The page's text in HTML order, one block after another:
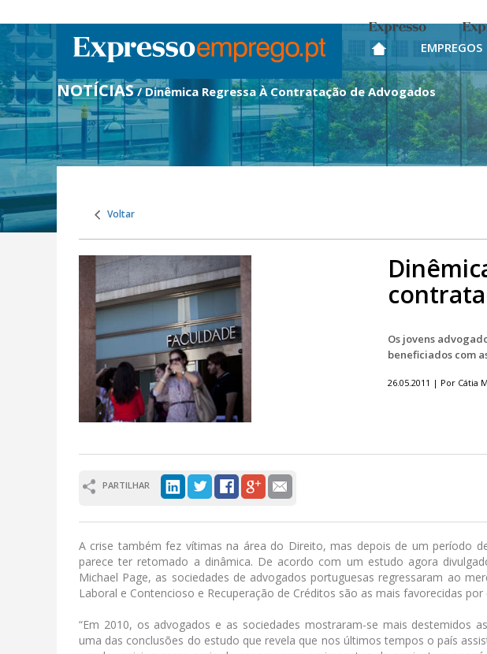
Expresso
EMPREGOS
NOTÍCIAS / Dinêmica Regressa À Contratação de Advogados
Voltar
Os jovens
beneficiados com
26.05.2011 | Por Cátia
PARTILHAR
A crise também fez vítimas na área do Direito, mas depois de um período
parece ter retomado a dinâmica. De acordo com um estudo agora
Michael Page, as sociedades de advogados portuguesas regressaram ao
Laboral e Contencioso e Recuperação de Créditos são as mais favorecidas
“Em 2010, os advogados e as sociedades mostraram-se mais destemidos
uma das conclusões do estudo que revela que nos últimos tempos o país